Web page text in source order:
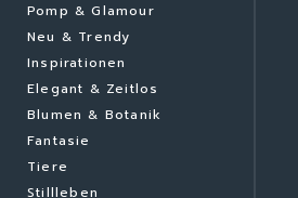
Pomp & Glamour
Neu & Trendy
Inspirationen
Elegant & Zeitlos
Blumen & Botanik
Fantasie
Tiere
Stillleben